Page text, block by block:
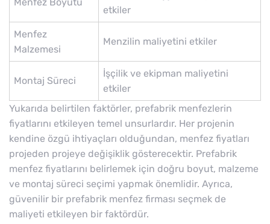
etkiler
Menfez
Malzemesi
Menzilin maliyetini etkiler
Montaj Süreci
İşçilik ve ekipman maliyetini
etkiler
Yukarıda belirtilen faktörler, prefabrik menfezlerin
fiyatlarını etkileyen temel unsurlardır. Her projenin
kendine özgü ihtiyaçları olduğundan, menfez fiyatları
projeden projeye değişiklik gösterecektir. Prefabrik
menfez fiyatlarını belirlemek için doğru boyut, malzeme
ve montaj süreci seçimi yapmak önemlidir. Ayrıca,
güvenilir bir prefabrik menfez firması seçmek de
maliyeti etkileyen bir faktördür.